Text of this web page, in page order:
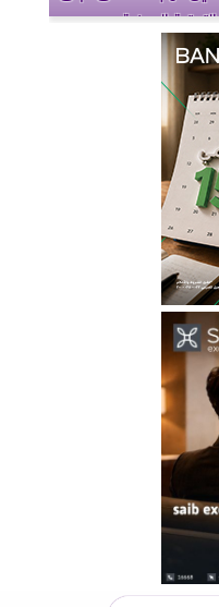
التحتية المدنية